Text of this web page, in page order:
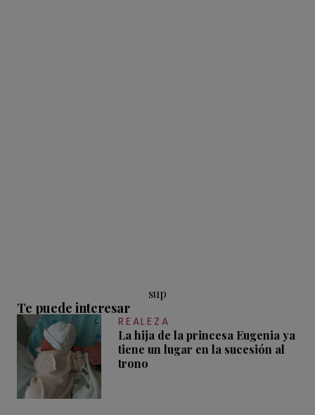
sup
Te puede interesar
REALEZA
La hija de la princesa Eugenia ya
tiene un lugar en la sucesión al
trono